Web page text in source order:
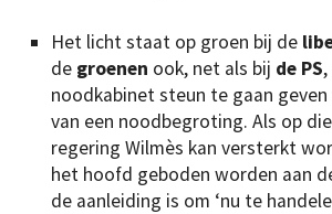
Het licht staat op groen bij de
de groenen ook, net als bij de PS
noodkabinet steun te gaan
van een noodbegroting. Als op
regering Wilmès kan versterkt
het hoofd geboden worden aan
de aanleiding is om ‘nu te